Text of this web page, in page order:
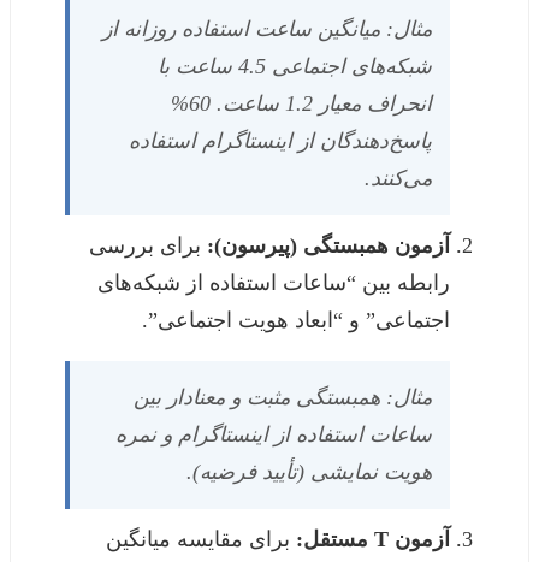
مثال: میانگین ساعت استفاده روزانه از
شبکه‌های اجتماعی 4.5 ساعت با
انحراف معیار 1.2 ساعت. 60%
پاسخ‌دهندگان از اینستاگرام استفاده
می‌کنند.
آزمون همبستگی (پیرسون): برای بررسی
رابطه بین “ساعات استفاده از شبکه‌های
اجتماعی” و “ابعاد هویت اجتماعی”.
مثال: همبستگی مثبت و معنادار بین
ساعات استفاده از اینستاگرام و نمره
هویت نمایشی (تأیید فرضیه).
آزمون T مستقل:
برای مقایسه میانگین